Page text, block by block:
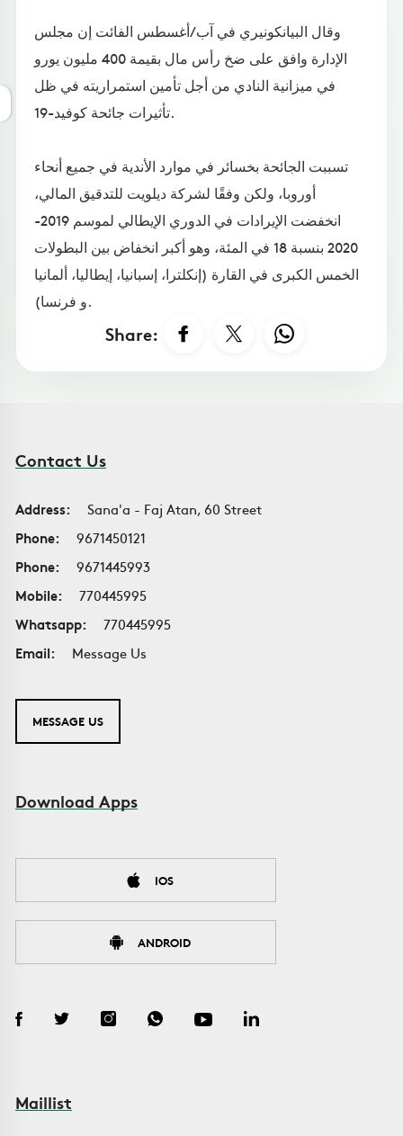
وقال البيانكونيري في آب/أغسطس الفائت إن مجلس
الإدارة وافق على ضخ رأس مال بقيمة 400 مليون يورو
في ميزانية النادي من أجل تأمين استمراريته في ظل
تأثيرات جائحة كوفيد-19.
تسببت الجائحة بخسائر في موارد الأندية في جميع أنحاء
أوروبا، ولكن وفقًا لشركة ديلويت للتدقيق المالي،
انخفضت الإيرادات في الدوري الإيطالي لموسم 2019-
2020 بنسبة 18 في المئة، وهو أكبر انخفاض بين البطولات
الخمس الكبرى في القارة (إنكلترا، إسبانيا، إيطاليا، ألمانيا
و فرنسا).
Share:
Contact Us
Address:
Sana'a - Faj Atan, 60 Street
Phone:
9671450121
Phone:
9671445993
Mobile:
770445995
Whatsapp:
770445995
Email:
Message Us
MESSAGE US
Download Apps
IOS
ANDROID
Maillist